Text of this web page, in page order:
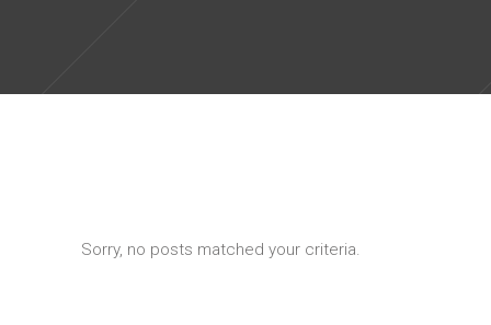
Sorry, no posts matched your criteria.